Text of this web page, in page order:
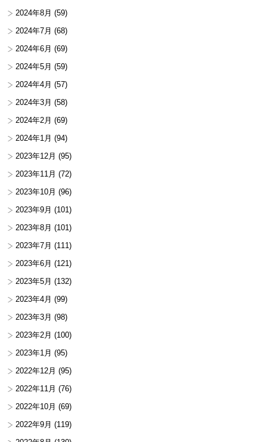
2024年8月 (59)
2024年7月 (68)
2024年6月 (69)
2024年5月 (59)
2024年4月 (57)
2024年3月 (58)
2024年2月 (69)
2024年1月 (94)
2023年12月 (95)
2023年11月 (72)
2023年10月 (96)
2023年9月 (101)
2023年8月 (101)
2023年7月 (111)
2023年6月 (121)
2023年5月 (132)
2023年4月 (99)
2023年3月 (98)
2023年2月 (100)
2023年1月 (95)
2022年12月 (95)
2022年11月 (76)
2022年10月 (69)
2022年9月 (119)